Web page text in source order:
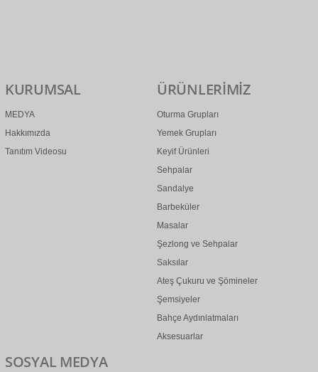
KURUMSAL
MEDYA
Hakkımızda
Tanıtım Videosu
ÜRÜNLERİMİZ
Oturma Grupları
Yemek Grupları
Keyif Ürünleri
Sehpalar
Sandalye
Barbeküler
Masalar
Şezlong ve Sehpalar
Saksılar
Ateş Çukuru ve Şömineler
Şemsiyeler
Bahçe Aydınlatmaları
Aksesuarlar
SOSYAL MEDYA